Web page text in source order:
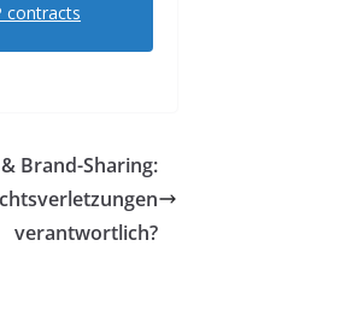
contracts
Brand-Sharing:
verantwortlich?